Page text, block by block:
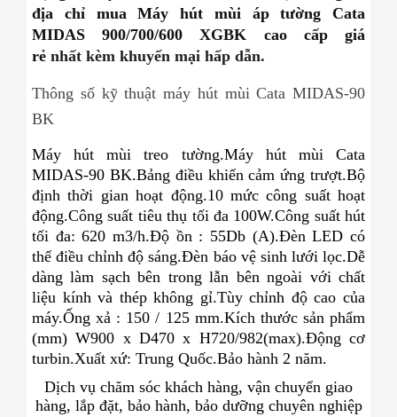
địa chỉ mua Máy hút mùi áp tường Cata
MIDAS 900/700/600 XGBK
cao cấp giá
rẻ nhất kèm khuyến mại hấp dẫn.
Thông số kỹ thuật máy hút mùi Cata MIDAS-90
BK
Máy hút mùi treo tường.Máy hút mùi Cata
MIDAS-90 BK.Bảng điều khiển cảm ứng trượt.Bộ
định thời gian hoạt động.10 mức công suất hoạt
động.Công suất tiêu thụ tối đa 100W.Công suất hút
tối đa: 620 m3/h.Độ ồn : 55Db (A).Đèn LED có
thể điều chỉnh độ sáng.Đèn báo vệ sinh lưới lọc.Dễ
dàng làm sạch bên trong lẫn bên ngoài với chất
liệu kính và thép không gỉ.Tùy chỉnh độ cao của
máy.Ống xả : 150 / 125 mm.Kích thước sản phẩm
(mm) W900 x D470 x H720/982(max).Động cơ
turbin.Xuất xứ: Trung Quốc.Bảo hành 2 năm.
Dịch vụ chăm sóc khách hàng, vận chuyển giao
hàng, lắp đặt, bảo hành, bảo dưỡng chuyên nghiệp